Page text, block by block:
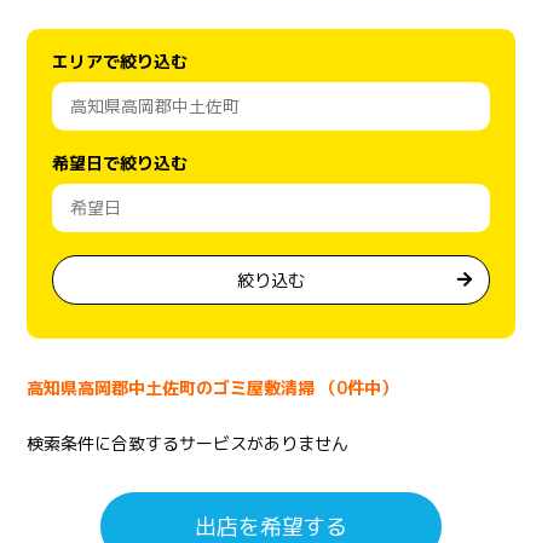
エリアで絞り込む
希望日で絞り込む
絞り込む
高知県高岡郡中土佐町のゴミ屋敷清掃 （0件中）
検索条件に合致するサービスがありません
出店を希望する